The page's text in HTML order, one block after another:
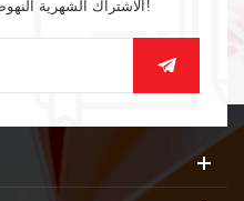
الاشتراك الشهرية النهوض والخروج منتج آخر الأخبار!